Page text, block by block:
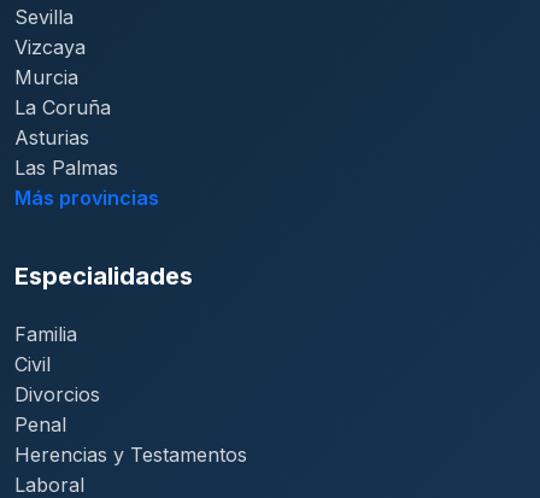
Sevilla
Vizcaya
Murcia
La Coruña
Asturias
Las Palmas
Más provincias
Especialidades
Familia
Civil
Divorcios
Penal
Herencias y Testamentos
Laboral